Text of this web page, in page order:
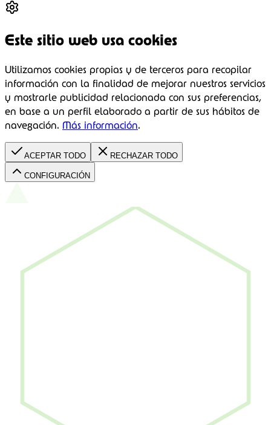
Este sitio web usa cookies
Utilizamos cookies propias y de terceros para recopilar
información con la finalidad de mejorar nuestros servicios
y mostrarle publicidad relacionada con sus preferencias,
en base a un perfil elaborado a partir de sus hábitos de
navegación. Más información.
ACEPTAR TODO RECHAZAR TODO
CONFIGURACIÓN